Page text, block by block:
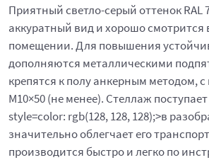
Приятный светло-серый оттенок RAL
аккуратный вид и хорошо
помещении. Для повышения
дополняются металлическими
крепятся к полу анкерным методом,
М10×50 (не менее). Стеллаж
style=color: rgb(128, 128, 128);>в
значительно облегчает его
производится быстро и легко по